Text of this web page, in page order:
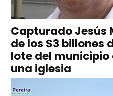
Capturado Jesús
de los $3 billones
lote del
una iglesia